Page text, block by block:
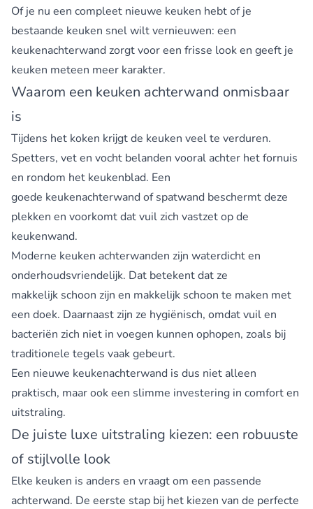
Of je nu een compleet nieuwe keuken hebt of je
bestaande keuken snel wilt vernieuwen: een
keukenachterwand zorgt voor een frisse look en geeft je
keuken meteen meer karakter.
Waarom een keuken achterwand onmisbaar
is
Tijdens het koken krijgt de keuken veel te verduren.
Spetters, vet en vocht belanden vooral achter het fornuis
en rondom het keukenblad. Een
goede keukenachterwand of spatwand beschermt deze
plekken en voorkomt dat vuil zich vastzet op de
keukenwand.
Moderne keuken achterwanden zijn waterdicht en
onderhoudsvriendelijk. Dat betekent dat ze
makkelijk schoon zijn en makkelijk schoon te maken met
een doek. Daarnaast zijn ze hygiënisch, omdat vuil en
bacteriën zich niet in voegen kunnen ophopen, zoals bij
traditionele tegels vaak gebeurt.
Een nieuwe keukenachterwand is dus niet alleen
praktisch, maar ook een slimme investering in comfort en
uitstraling.
De juiste luxe uitstraling kiezen: een robuuste
of stijlvolle look
Elke keuken is anders en vraagt om een passende
achterwand. De eerste stap bij het kiezen van de perfecte